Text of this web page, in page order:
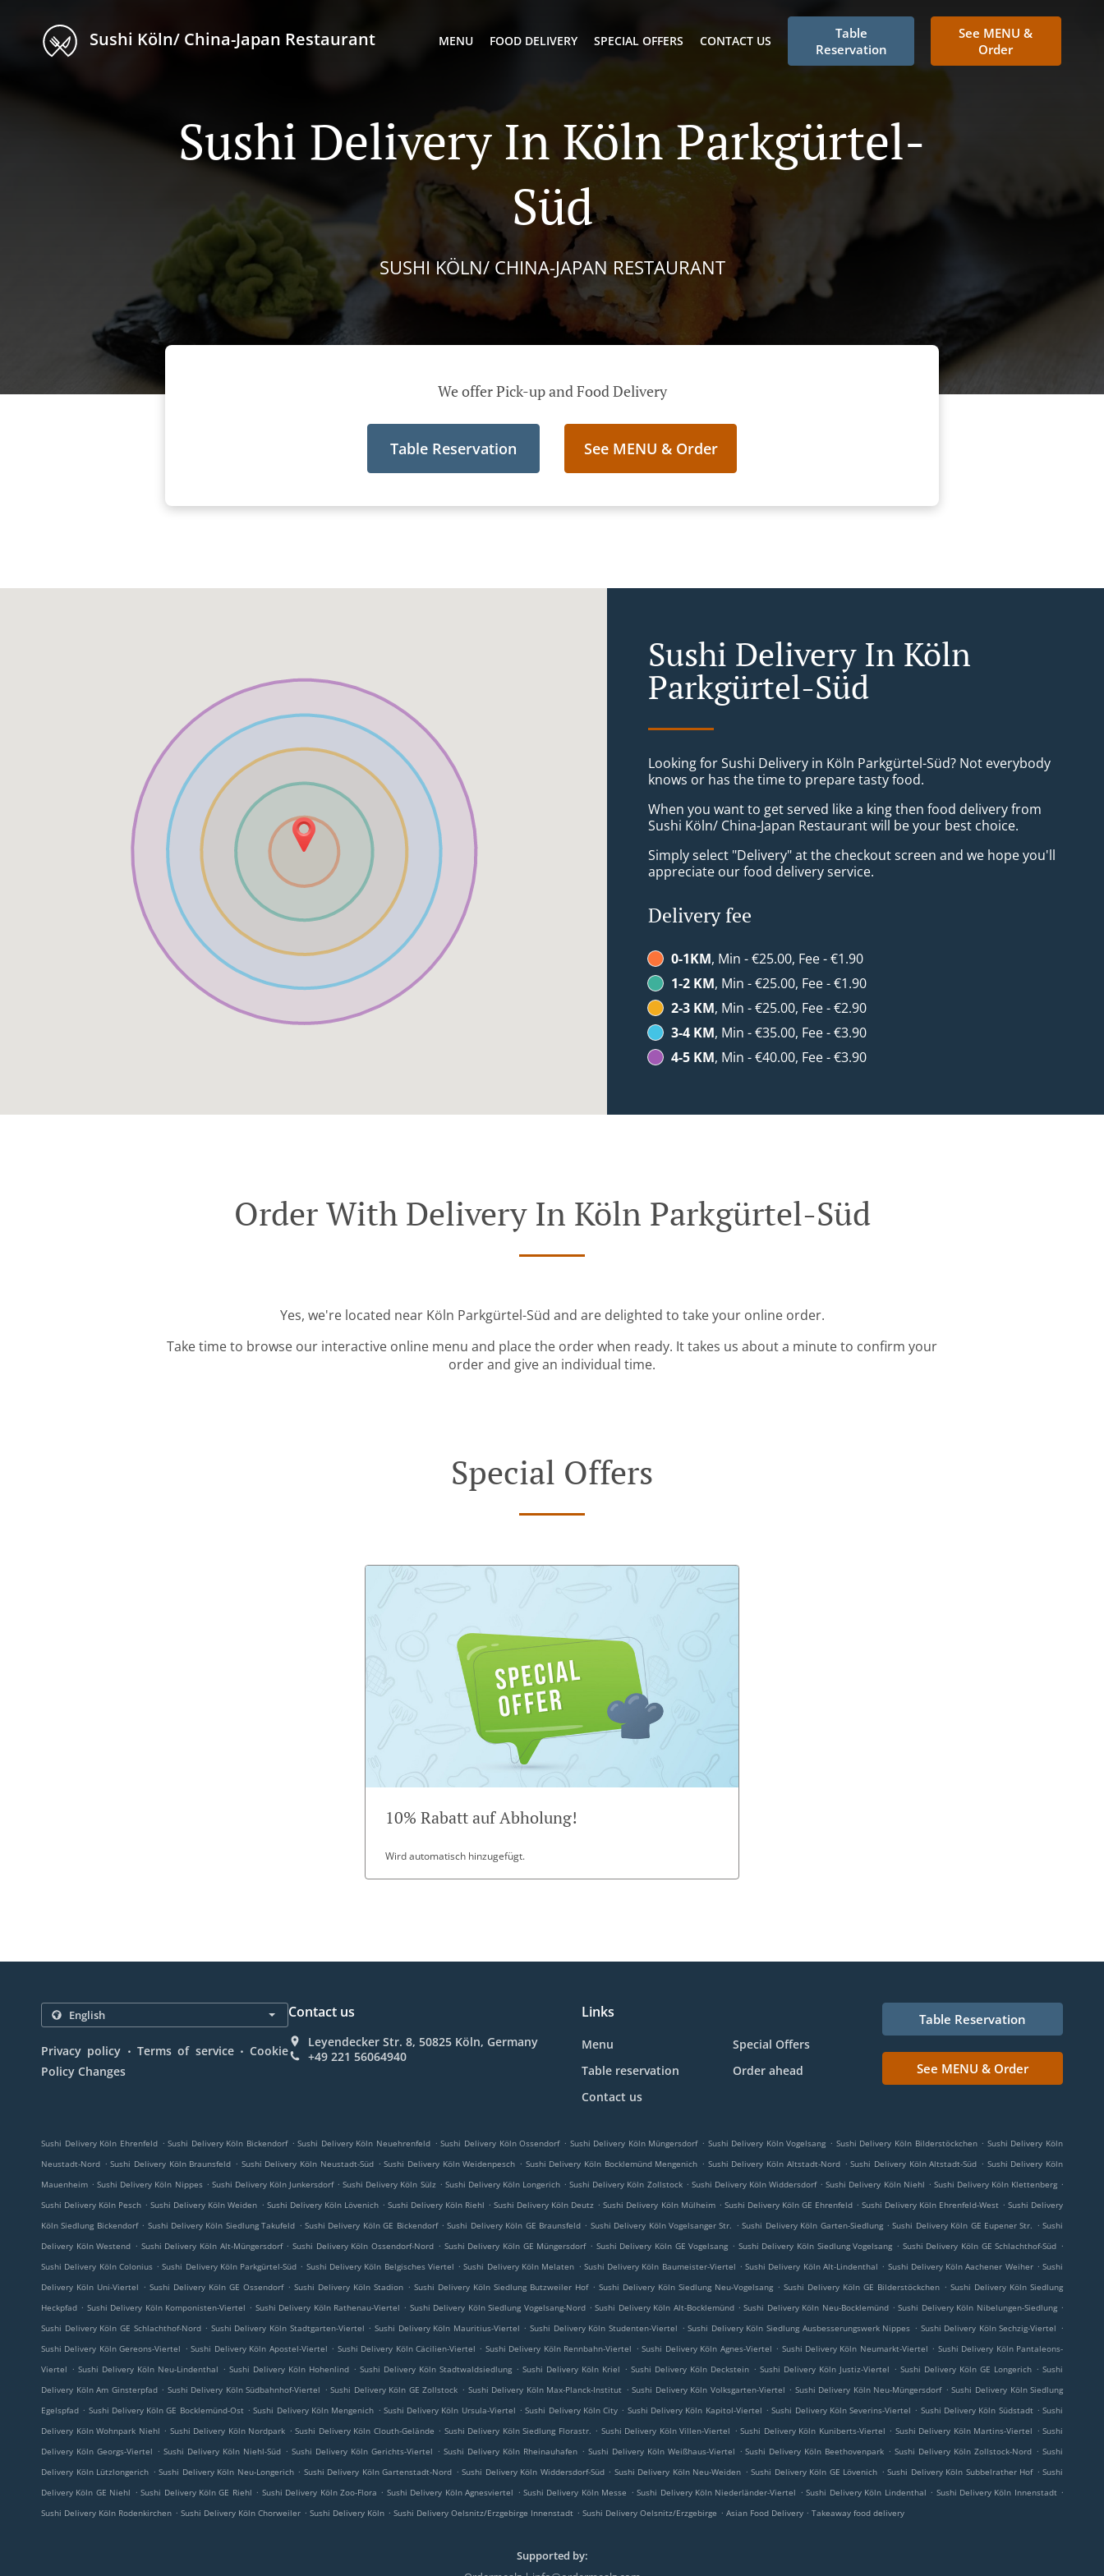
Sushi Köln/ China-Japan Restaurant MENU FOOD DELIVERY SPECIAL OFFERS CONTACT US
Table
Reservation
See MENU &
Order
Sushi Delivery In Köln Parkgürtel-
Süd
SUSHI KÖLN/ CHINA-JAPAN RESTAURANT
We offer Pick-up and Food Delivery
Table Reservation See MENU & Order
Sushi Delivery In Köln
Parkgürtel-Süd
Looking for Sushi Delivery in Köln Parkgürtel-Süd? Not everybody
knows or has the time to prepare tasty food.
When you want to get served like a king then food delivery from
Sushi Köln/ China-Japan Restaurant will be your best choice.
Simply select "Delivery" at the checkout screen and we hope you'll
appreciate our food delivery service.
Delivery fee
0-1KM, Min - €25.00, Fee - €1.90
1-2 KM, Min - €25.00, Fee - €1.90
2-3 KM, Min - €25.00, Fee - €2.90
3-4 KM, Min - €35.00, Fee - €3.90
4-5 KM, Min - €40.00, Fee - €3.90
Order With Delivery In Köln Parkgürtel-Süd
Yes, we're located near Köln Parkgürtel-Süd and are delighted to take your online order.
Take time to browse our interactive online menu and place the order when ready. It takes us about a minute to confirm your
order and give an individual time.
Special Offers
10% Rabatt auf Abholung!
Wird automatisch hinzugefügt.
Privacy policy . Terms of service . Cookie
Policy Changes
Contact us
Leyendecker Str. 8, 50825 Köln, Germany
+49 221 56064940
Links
Menu
Special Offers
Table reservation
Order ahead
Contact us
Table Reservation
See MENU & Order
Sushi Delivery Köln Ehrenfeld . Sushi Delivery Köln Bickendorf . Sushi Delivery Köln Neuehrenfeld . Sushi Delivery Köln Ossendorf . Sushi Delivery Köln Müngersdorf . Sushi Delivery Köln Vogelsang . Sushi Delivery Köln Bilderstöckchen . Sushi Delivery Köln
Neustadt-Nord . Sushi Delivery Köln Braunsfeld . Sushi Delivery Köln Neustadt-Süd . Sushi Delivery Köln Weidenpesch . Sushi Delivery Köln Bocklemünd Mengenich . Sushi Delivery Köln Altstadt-Nord . Sushi Delivery Köln Altstadt-Süd . Sushi Delivery Köln
Mauenheim . Sushi Delivery Köln Nippes . Sushi Delivery Köln Junkersdorf . Sushi Delivery Köln Sülz . Sushi Delivery Köln Longerich . Sushi Delivery Köln Zollstock . Sushi Delivery Köln Widdersdorf . Sushi Delivery Köln Niehl . Sushi Delivery Köln Klettenberg .
Sushi Delivery Köln Pesch . Sushi Delivery Köln Weiden . Sushi Delivery Köln Lövenich . Sushi Delivery Köln Riehl . Sushi Delivery Köln Deutz . Sushi Delivery Köln Mülheim . Sushi Delivery Köln GE Ehrenfeld . Sushi Delivery Köln Ehrenfeld-West . Sushi Delivery
Köln Siedlung Bickendorf . Sushi Delivery Köln Siedlung Takufeld . Sushi Delivery Köln GE Bickendorf . Sushi Delivery Köln GE Braunsfeld . Sushi Delivery Köln Vogelsanger Str. . Sushi Delivery Köln Garten-Siedlung . Sushi Delivery Köln GE Eupener Str. . Sushi
Delivery Köln Westend . Sushi Delivery Köln Alt-Müngersdorf . Sushi Delivery Köln Ossendorf-Nord . Sushi Delivery Köln GE Müngersdorf . Sushi Delivery Köln GE Vogelsang . Sushi Delivery Köln Siedlung Vogelsang . Sushi Delivery Köln GE Schlachthof-Süd .
Sushi Delivery Köln Colonius . Sushi Delivery Köln Parkgürtel-Süd . Sushi Delivery Köln Belgisches Viertel . Sushi Delivery Köln Melaten . Sushi Delivery Köln Baumeister-Viertel . Sushi Delivery Köln Alt-Lindenthal . Sushi Delivery Köln Aachener Weiher . Sushi
Delivery Köln Uni-Viertel . Sushi Delivery Köln GE Ossendorf . Sushi Delivery Köln Stadion . Sushi Delivery Köln Siedlung Butzweiler Hof . Sushi Delivery Köln Siedlung Neu-Vogelsang . Sushi Delivery Köln GE Bilderstöckchen . Sushi Delivery Köln Siedlung
Heckpfad . Sushi Delivery Köln Komponisten-Viertel . Sushi Delivery Köln Rathenau-Viertel . Sushi Delivery Köln Siedlung Vogelsang-Nord . Sushi Delivery Köln Alt-Bocklemünd . Sushi Delivery Köln Neu-Bocklemünd . Sushi Delivery Köln Nibelungen-Siedlung .
Sushi Delivery Köln GE Schlachthof-Nord . Sushi Delivery Köln Stadtgarten-Viertel . Sushi Delivery Köln Mauritius-Viertel . Sushi Delivery Köln Studenten-Viertel . Sushi Delivery Köln Siedlung Ausbesserungswerk Nippes . Sushi Delivery Köln Sechzig-Viertel .
Sushi Delivery Köln Gereons-Viertel . Sushi Delivery Köln Apostel-Viertel . Sushi Delivery Köln Cäcilien-Viertel . Sushi Delivery Köln Rennbahn-Viertel . Sushi Delivery Köln Agnes-Viertel . Sushi Delivery Köln Neumarkt-Viertel . Sushi Delivery Köln Pantaleons-
Viertel . Sushi Delivery Köln Neu-Lindenthal . Sushi Delivery Köln Hohenlind . Sushi Delivery Köln Stadtwaldsiedlung . Sushi Delivery Köln Kriel . Sushi Delivery Köln Deckstein . Sushi Delivery Köln Justiz-Viertel . Sushi Delivery Köln GE Longerich . Sushi
Delivery Köln Am Ginsterpfad . Sushi Delivery Köln Südbahnhof-Viertel . Sushi Delivery Köln GE Zollstock . Sushi Delivery Köln Max-Planck-Institut . Sushi Delivery Köln Volksgarten-Viertel . Sushi Delivery Köln Neu-Müngersdorf . Sushi Delivery Köln Siedlung
Egelspfad . Sushi Delivery Köln GE Bocklemünd-Ost . Sushi Delivery Köln Mengenich . Sushi Delivery Köln Ursula-Viertel . Sushi Delivery Köln City . Sushi Delivery Köln Kapitol-Viertel . Sushi Delivery Köln Severins-Viertel . Sushi Delivery Köln Südstadt . Sushi
Delivery Köln Wohnpark Niehl . Sushi Delivery Köln Nordpark . Sushi Delivery Köln Clouth-Gelände . Sushi Delivery Köln Siedlung Florastr. . Sushi Delivery Köln Villen-Viertel . Sushi Delivery Köln Kuniberts-Viertel . Sushi Delivery Köln Martins-Viertel . Sushi
Delivery Köln Georgs-Viertel . Sushi Delivery Köln Niehl-Süd . Sushi Delivery Köln Gerichts-Viertel . Sushi Delivery Köln Rheinauhafen . Sushi Delivery Köln Weißhaus-Viertel . Sushi Delivery Köln Beethovenpark . Sushi Delivery Köln Zollstock-Nord . Sushi
Delivery Köln Lützlongerich . Sushi Delivery Köln Neu-Longerich . Sushi Delivery Köln Gartenstadt-Nord . Sushi Delivery Köln Widdersdorf-Süd . Sushi Delivery Köln Neu-Weiden . Sushi Delivery Köln GE Lövenich . Sushi Delivery Köln Subbelrather Hof . Sushi
Delivery Köln GE Niehl . Sushi Delivery Köln GE Riehl . Sushi Delivery Köln Zoo-Flora . Sushi Delivery Köln Agnesviertel . Sushi Delivery Köln Messe . Sushi Delivery Köln Niederländer-Viertel . Sushi Delivery Köln Lindenthal . Sushi Delivery Köln Innenstadt .
Sushi Delivery Köln Rodenkirchen . Sushi Delivery Köln Chorweiler . Sushi Delivery Köln . Sushi Delivery Oelsnitz/Erzgebirge Innenstadt . Sushi Delivery Oelsnitz/Erzgebirge . Asian Food Delivery . Takeaway food delivery
Supported by: